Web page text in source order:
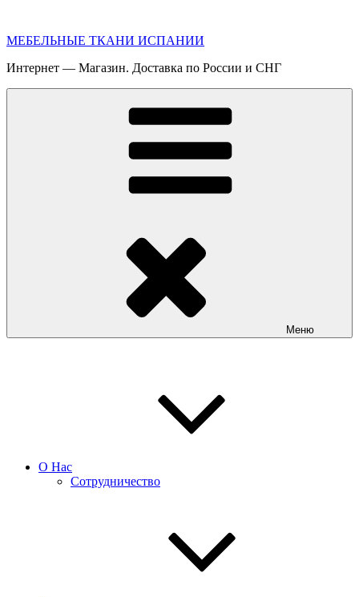
содержимому
МЕБЕЛЬНЫЕ ТКАНИ ИСПАНИИ
Интернет — Магазин. Доставка по России и СНГ
Меню
О Нас
Сотрудничество